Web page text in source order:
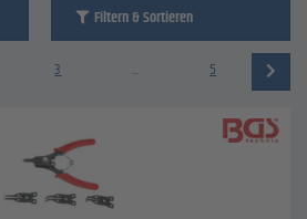
Filtern & Sortieren
3 5